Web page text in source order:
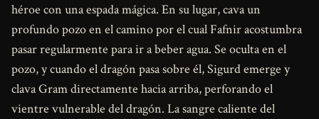
héroe con una espada mágica. En su lugar, cava un
profundo pozo en el camino por el cual Fafnir acostumbra
pasar regularmente para ir a beber agua. Se oculta en el
pozo, y cuando el dragón pasa sobre él, Sigurd emerge y
clava Gram directamente hacia arriba, perforando el
vientre vulnerable del dragón. La sangre caliente del